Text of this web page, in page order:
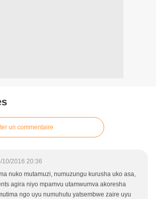
un commentaire
10/2016 20:36
nuko mutamuzi, numuzungu kurusha uko asa,
agira niyo mpamvu utamwumva akoresha
ngo uyu numuhutu yatsembwe zaire uyu